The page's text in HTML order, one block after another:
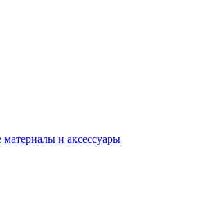
материалы и аксессуары